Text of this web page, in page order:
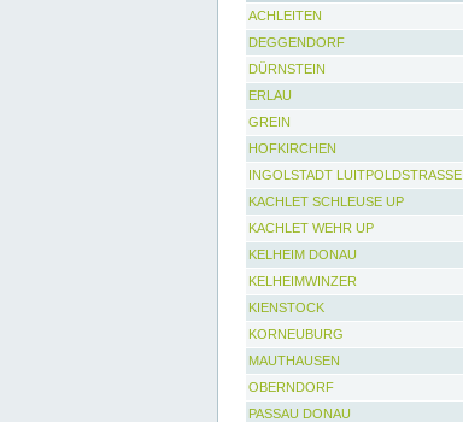
ACHLEITEN
DEGGENDORF
DÜRNSTEIN
ERLAU
GREIN
HOFKIRCHEN
INGOLSTADT LUITPOLDSTRASSE
KACHLET SCHLEUSE UP
KACHLET WEHR UP
KELHEIM DONAU
KELHEIMWINZER
KIENSTOCK
KORNEUBURG
MAUTHAUSEN
OBERNDORF
PASSAU DONAU